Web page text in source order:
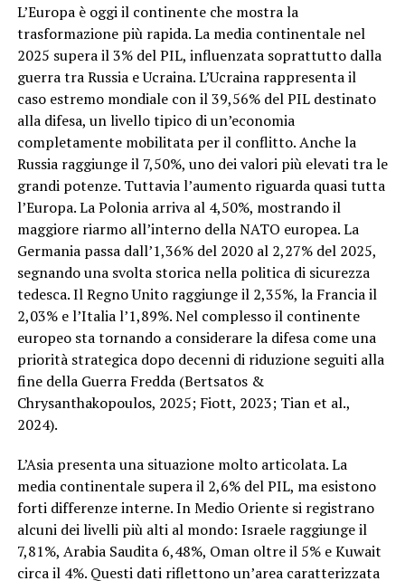
L’Europa è oggi il continente che mostra la
trasformazione più rapida. La media continentale nel
2025 supera il 3% del PIL, influenzata soprattutto dalla
guerra tra Russia e Ucraina. L’Ucraina rappresenta il
caso estremo mondiale con il 39,56% del PIL destinato
alla difesa, un livello tipico di un’economia
completamente mobilitata per il conflitto. Anche la
Russia raggiunge il 7,50%, uno dei valori più elevati tra le
grandi potenze. Tuttavia l’aumento riguarda quasi tutta
l’Europa. La Polonia arriva al 4,50%, mostrando il
maggiore riarmo all’interno della NATO europea. La
Germania passa dall’1,36% del 2020 al 2,27% del 2025,
segnando una svolta storica nella politica di sicurezza
tedesca. Il Regno Unito raggiunge il 2,35%, la Francia il
2,03% e l’Italia l’1,89%. Nel complesso il continente
europeo sta tornando a considerare la difesa come una
priorità strategica dopo decenni di riduzione seguiti alla
fine della Guerra Fredda (Bertsatos &
Chrysanthakopoulos, 2025; Fiott, 2023; Tian et al.,
2024).
L’Asia presenta una situazione molto articolata. La
media continentale supera il 2,6% del PIL, ma esistono
forti differenze interne. In Medio Oriente si registrano
alcuni dei livelli più alti al mondo: Israele raggiunge il
7,81%, Arabia Saudita 6,48%, Oman oltre il 5% e Kuwait
circa il 4%. Questi dati riflettono un’area caratterizzata